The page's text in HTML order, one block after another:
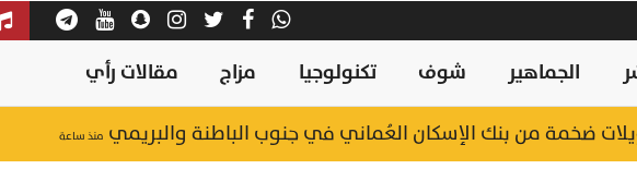
الجماهير شوف تكنولوجيا مزاج مقالات رأي
منذ ساعة